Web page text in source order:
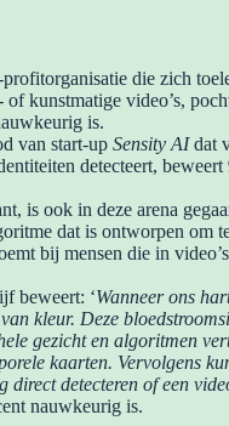
profitorganisatie die zich
of kunstmatige video’s,
is.
van start-up Sensity AIdat
detecteert, beweert
is ook in deze arena
dat is ontworpen om
bij mensen die in
beweert: ‘Wanneer ons
kleur. Deze
gezicht en algoritmen
kaarten. Vervolgens
direct detecteren of een
nauwkeurig is.